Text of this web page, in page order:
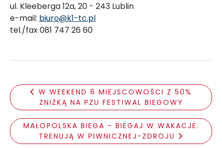
ul. Kleeberga 12a, 20 - 243 Lublin
e-mail: biuro@k1-tc.pl
tel./fax 081 747 26 60
W WEEKEND 6 MIEJSCOWOŚCI Z 50%
ZNIŻKĄ NA PZU FESTIWAL BIEGOWY
MAŁOPOLSKA BIEGA - BIEGAJ W WAKACJE.
TRENUJĄ W PIWNICZNEJ-ZDROJU